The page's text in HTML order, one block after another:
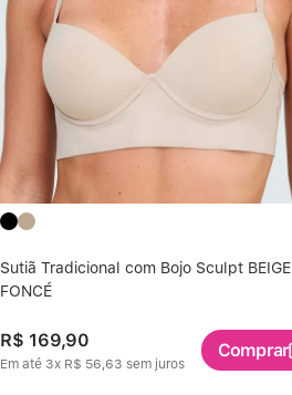
Sutiã Tradicional com Bojo Sculpt BEIGE
FONCÉ
R$ 169,90
Em até 3x R$ 56,63 sem juros
Comprar